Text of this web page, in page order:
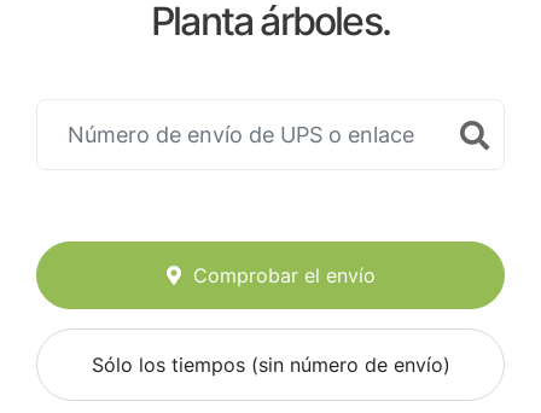
Planta árboles.
Comprobar el envío
Sólo los tiempos (sin número de envío)